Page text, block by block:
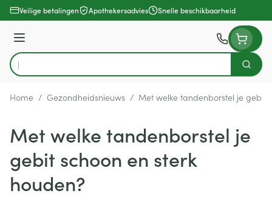
Ga naar de inhoud
Veilige betalingen Apothekersadvies Snelle beschikbaarheid
Menu
Product, merk, categorie...
Zoek
Home / Gezondheidsnieuws / Met welke tandenborstel je gebit
Met welke tandenborstel je
gebit schoon en sterk
houden?